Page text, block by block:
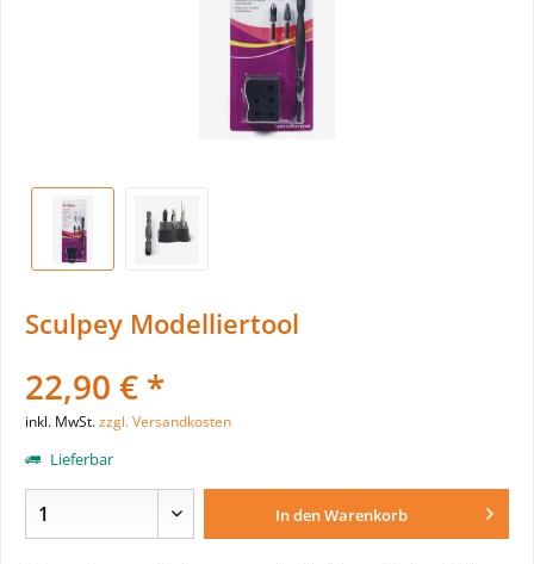
Sculpey Modelliertool
22,90 € *
inkl. MwSt.zzgl. Versandkosten
Lieferbar
In denWarenkorb